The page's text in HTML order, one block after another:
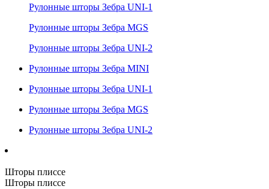
Рулонные шторы Зебра UNI-1
Рулонные шторы Зебра MGS
Рулонные шторы Зебра UNI-2
Рулонные шторы Зебра MINI
Рулонные шторы Зебра UNI-1
Рулонные шторы Зебра MGS
Рулонные шторы Зебра UNI-2
Шторы плиссе
Шторы плиссе